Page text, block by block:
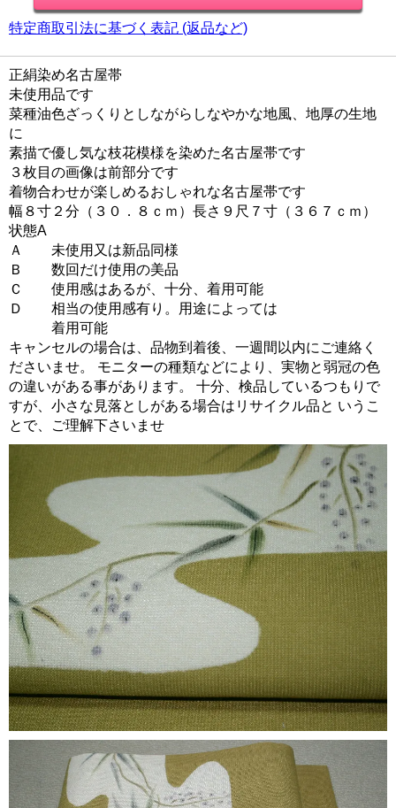
特定商取引法に基づく表記 (返品など)
正絹染め名古屋帯
未使用品です
菜種油色ざっくりとしながらしなやかな地風、地厚の生地
に
素描で優し気な枝花模様を染めた名古屋帯です
３枚目の画像は前部分です
着物合わせが楽しめるおしゃれな名古屋帯です
幅８寸２分（３０．８ｃｍ）長さ９尺７寸（３６７ｃｍ）
状態A
Ａ 未使用又は新品同様
Ｂ 数回だけ使用の美品
Ｃ 使用感はあるが、十分、着用可能
Ｄ 相当の使用感有り。用途によっては
着用可能
キャンセルの場合は、品物到着後、一週間以内にご連絡く
ださいませ。 モニターの種類などにより、実物と弱冠の色
の違いがある事があります。 十分、検品しているつもりで
すが、小さな見落としがある場合はリサイクル品と いうこ
とで、ご理解下さいませ